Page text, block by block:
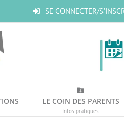
SE CONNECTER/
LE COIN DES PARENTS
Infos pratiques